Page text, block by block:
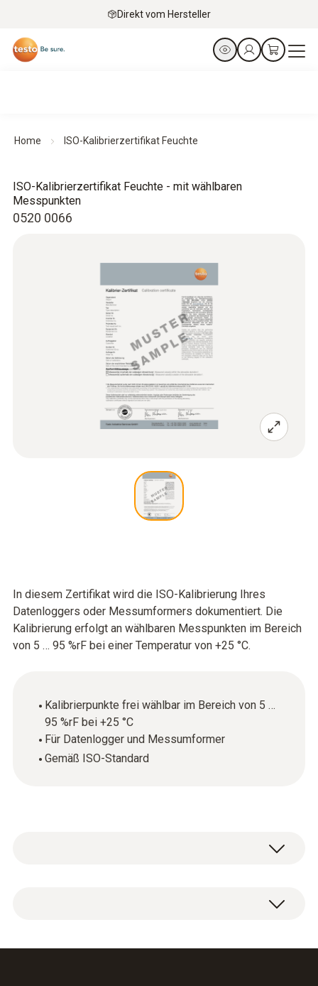
Direkt vom Hersteller
Home ISO-Kalibrierzertifikat Feuchte
0520 0066
ISO-Kalibrierzertifikat Feuchte - mit wählbaren
Messpunkten
In diesem Zertifikat wird die ISO-Kalibrierung Ihres
Datenloggers oder Messumformers dokumentiert. Die
Kalibrierung erfolgt an wählbaren Messpunkten im Bereich
von 5 … 95 %rF bei einer Temperatur von +25 °C.
Kalibrierpunkte frei wählbar im Bereich von 5 …
95 %rF bei +25 °C
Für Datenlogger und Messumformer
Gemäß ISO-Standard
ISO-Kalibrierzertifikat Feuchte mit wählbaren